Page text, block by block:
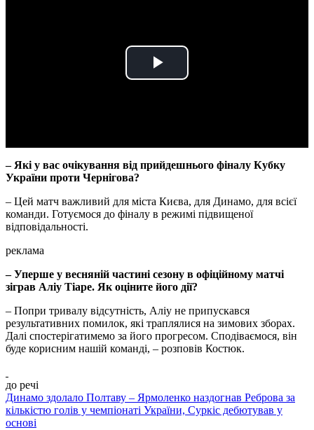
Play
– Які у вас очікування від прийдешнього фіналу Кубку
України проти Чернігова?
– Цей матч важливий для міста Києва, для Динамо, для всієї
команди. Готуємося до фіналу в режимі підвищеної
відповідальності.
реклама
– Уперше у весняній частині сезону в офіційному матчі
зіграв Аліу Тіаре. Як оціните його дії?
– Попри тривалу відсутність, Аліу не припускався
результативних помилок, які траплялися на зимових зборах.
Далі спостерігатимемо за його прогресом. Сподіваємося, він
буде корисним нашій команді, – розповів Костюк.
до речі
Динамо здолало Полтаву – Ярмоленко наздогнав Реброва за
кількістю голів у чемпіонаті України, Суркіс дебютував у
основі